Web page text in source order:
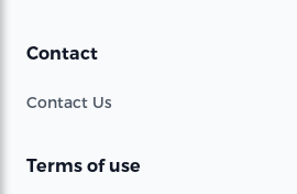
Contact
Contact Us
Terms of use